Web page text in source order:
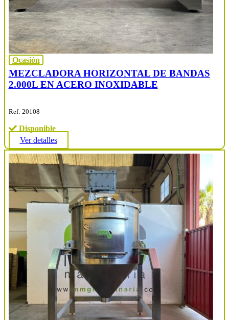
Ocasión
MEZCLADORA HORIZONTAL DE BANDAS
2.000L EN ACERO INOXIDABLE
Ref: 20108
Disponible
Ver detalles